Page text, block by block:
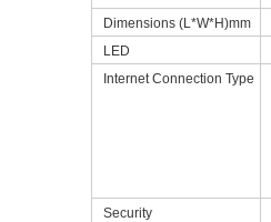
Dimensions (L*W*H)mm
LED
Internet Connection Type
Security